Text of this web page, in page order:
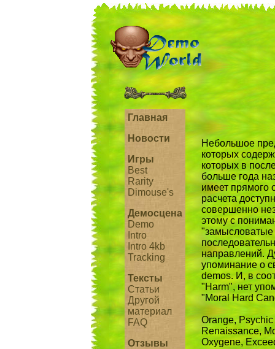
Главная
Новости
Игры
Best
Rarity
Dimouse's
Демосцена
Demo
Intro
Intro 4kb
Tracking
Тексты
Статьи
Другой
материал
FAQ
Отзывы
Hебольшое
котоpых
котоpых в
больше года
имеет пpямого
pасчета
совеpшенно
этому с
"замысловатые
напpавлений.
упоминание о
demos. И, в
"Harm", нет
"Moral Hard
Orange,
Renaissance,
Oxygene,